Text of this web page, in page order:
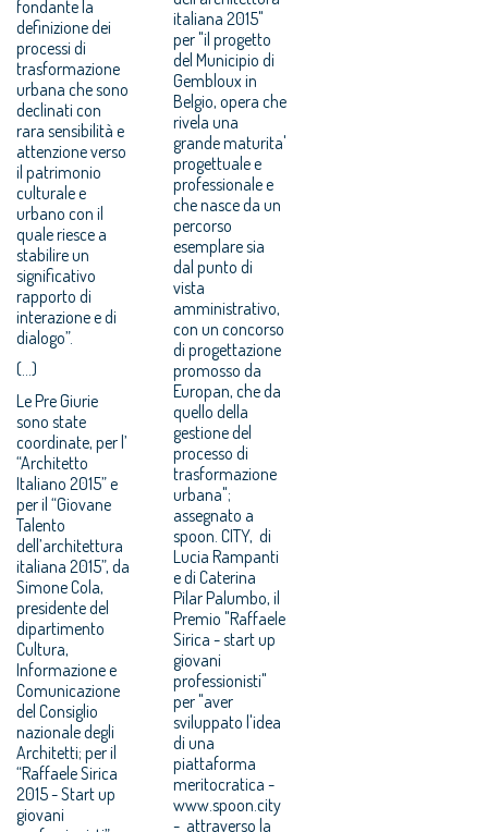
fondante la
definizione dei
processi di
trasformazione
urbana che sono
declinati con
rara sensibilità e
attenzione verso
il patrimonio
culturale e
urbano con il
quale riesce a
stabilire un
significativo
rapporto di
interazione e di
dialogo”.
(…)
Le Pre Giurie
sono state
coordinate, per l’
“Architetto
Italiano 2015” e
per il “Giovane
Talento
dell’architettura
italiana 2015”, da
Simone Cola,
presidente del
dipartimento
Cultura,
Informazione e
Comunicazione
del Consiglio
nazionale degli
Architetti; per il
“Raffaele Sirica
2015 - Start up
giovani
italiana 2015"
per "il progetto
del Municipio di
Gembloux in
Belgio, opera che
rivela una
grande maturita'
progettuale e
professionale e
che nasce da un
percorso
esemplare sia
dal punto di
vista
amministrativo,
con un concorso
di progettazione
promosso da
Europan, che da
quello della
gestione del
processo di
trasformazione
urbana";
assegnato a
spoon. CITY, di
Lucia Rampanti
e di Caterina
Pilar Palumbo, il
Premio "Raffaele
Sirica - start up
giovani
professionisti"
per "aver
sviluppato l'idea
di una
piattaforma
meritocratica -
www.spoon.city
- attraverso la